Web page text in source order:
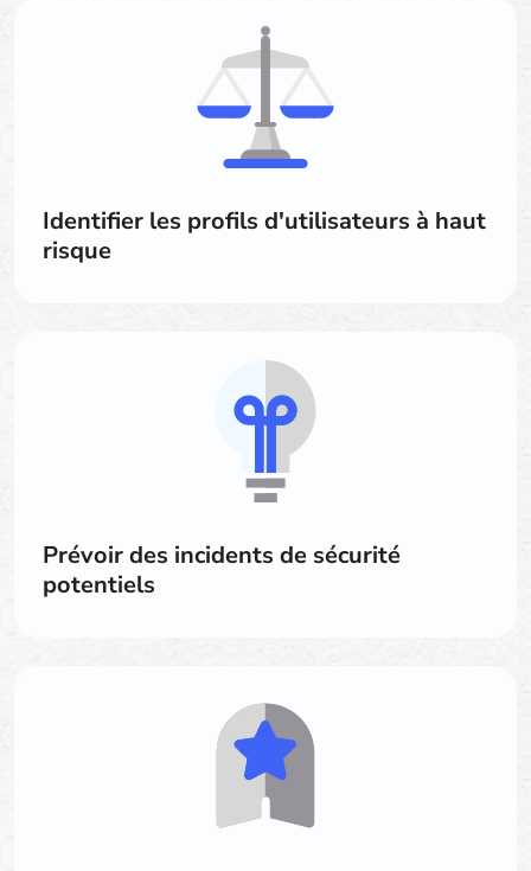
Identifier les profils d'utilisateurs à haut
risque
Prévoir des incidents de sécurité
potentiels